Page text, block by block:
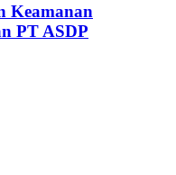
Keamanan
PT ASDP